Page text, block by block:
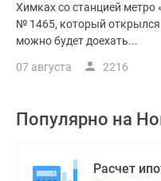
Химках со станцией
№ 1465, который
можно будет доехать...
07 августа 2216
Популярно на
Расчет